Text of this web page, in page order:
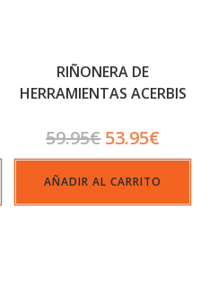
RIÑONERA DE
HERRAMIENTAS ACERBIS
59.95€ 53.95€
AÑADIR AL CARRITO